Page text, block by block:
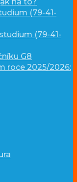
(79-41-
(79-41-
G8
roce 2025/2026: